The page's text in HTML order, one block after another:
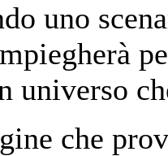
uno
universo
che